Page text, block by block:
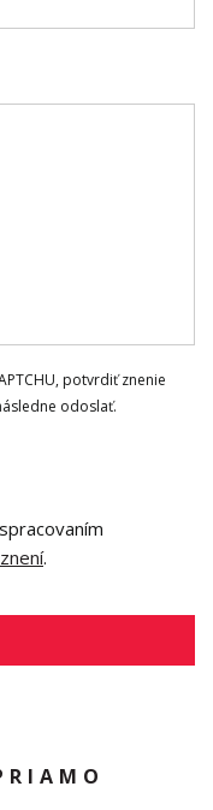
potvrdiť znenie
odoslať.
.